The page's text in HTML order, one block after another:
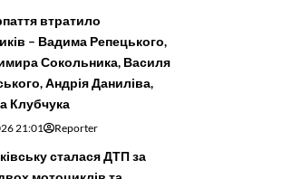
втратило
– Вадима Репецького,
Сокольника, Василя
Андрія Даниліва,
Клубчука
21:01 Reporter
сталася ДТП за